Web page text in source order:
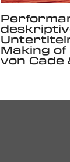
Making of
von Cade